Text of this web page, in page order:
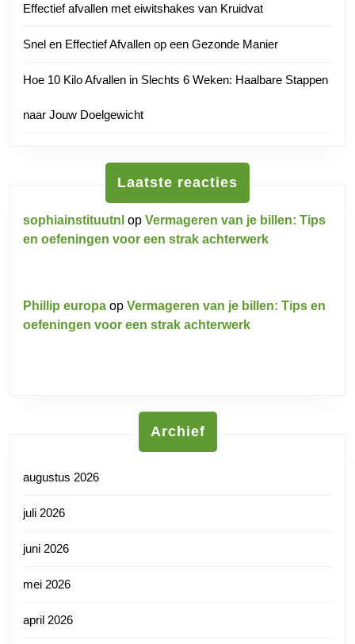
Effectief afvallen met eiwitshakes van Kruidvat
Snel en Effectief Afvallen op een Gezonde Manier
Hoe 10 Kilo Afvallen in Slechts 6 Weken: Haalbare Stappen
naar Jouw Doelgewicht
Laatste reacties
sophiainstituutnl op Vermageren van je billen: Tips
en oefeningen voor een strak achterwerk
Phillip europa op Vermageren van je billen: Tips en
oefeningen voor een strak achterwerk
Archief
augustus 2026
juli 2026
juni 2026
mei 2026
april 2026